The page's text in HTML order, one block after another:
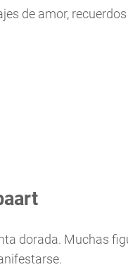
de amor,
dorada. Muchas